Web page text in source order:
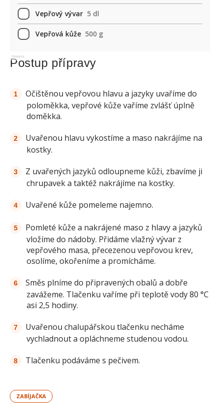
Vepřový vývar 5 dl
Vepřová kůže 500 g
Reklama
Postup přípravy
Očištěnou vepřovou hlavu a jazyky uvaříme do
poloměkka, vepřové kůže vaříme zvlášť úplně
doměkka.
Uvařenou hlavu vykostíme a maso nakrájíme na
kostky.
Z uvařených jazyků odloupneme kůži, zbavíme ji
chrupavek a taktéž nakrájíme na kostky.
Uvařené kůže pomeleme najemno.
Pomleté kůže a nakrájené maso z hlavy a jazyků
vložíme do nádoby. Přidáme vlažný vývar z
vepřového masa, přecezenou vepřovou krev,
osolíme, okořeníme a promícháme.
Směs plníme do připravených obalů a dobře
zavážeme. Tlačenku vaříme při teplotě vody 80 °C
asi 2,5 hodiny.
Uvařenou chalupářskou tlačenku necháme
vychladnout a opláchneme studenou vodou.
Tlačenku podáváme s pečivem.
ZABÍJAČKA